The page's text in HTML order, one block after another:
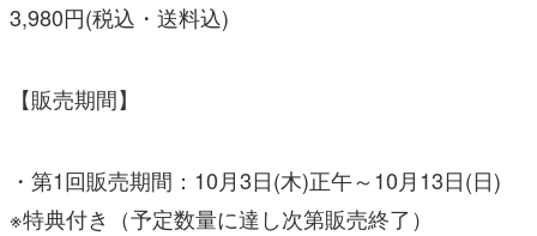
3,980円(税込・送料込)
【販売期間】
・第1回販売期間：10月3日(木)正午～10月13日(日)
※特典付き（予定数量に達し次第販売終了）